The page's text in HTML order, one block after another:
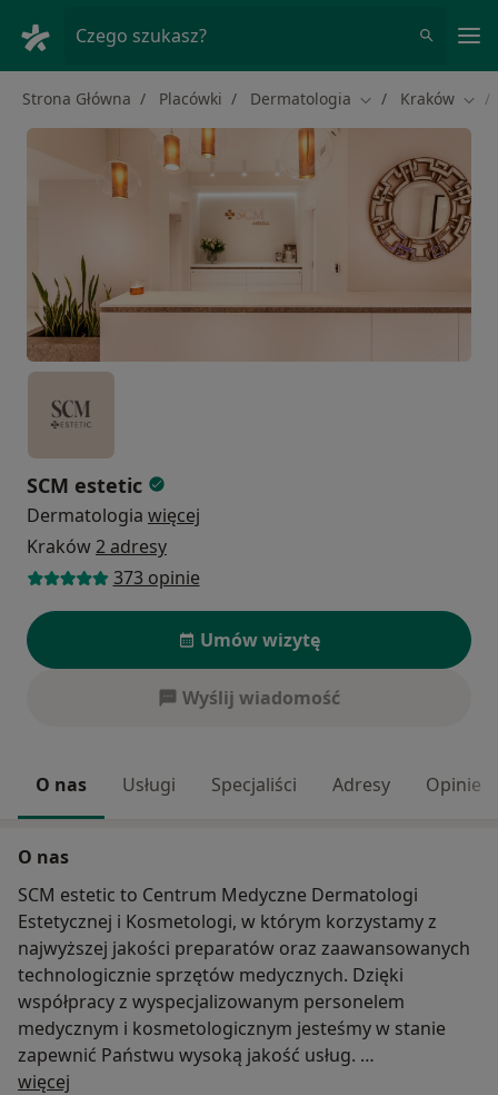
Czego szukasz?
Strona Główna Placówki Dermatologia Zmień miasto
Kraków
SCM estetic
Dermatologia więcej
Kraków2 adresy
373 opinie
Umów wizytę
Wyślij wiadomość
O nas Usługi Specjaliści Adresy Opinie
O nas
SCM estetic to Centrum Medyczne Dermatologi
Estetycznej i Kosmetologi, w którym korzystamy z
najwyższej jakości preparatów oraz zaawansowanych
technologicznie sprzętów medycznych. Dzięki
współpracy z wyspecjalizowanym personelem
medycznym i kosmetologicznym jesteśmy w stanie
zapewnić Państwu wysoką jakość usług.
więcej